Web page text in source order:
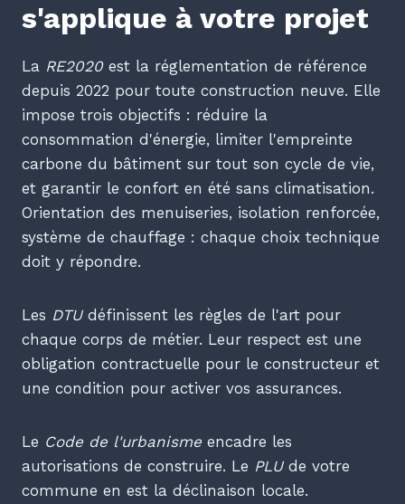
s'applique à votre projet
La RE2020est la réglementation de référence
depuis 2022 pour toute construction neuve. Elle
impose trois objectifs : réduire la
consommation d'énergie, limiter l'empreinte
carbone du bâtiment sur tout son cycle de vie,
et garantir le confort en été sans climatisation.
Orientation des menuiseries, isolation renforcée,
système de chauffage : chaque choix technique
doit y répondre.
Les DTUdéfinissent les règles de l'art pour
chaque corps de métier. Leur respect est une
obligation contractuelle pour le constructeur et
une condition pour activer vos assurances.
Le Code de l'urbanisme encadre les
autorisations de construire. Le PLUde votre
commune en est la déclinaison locale.